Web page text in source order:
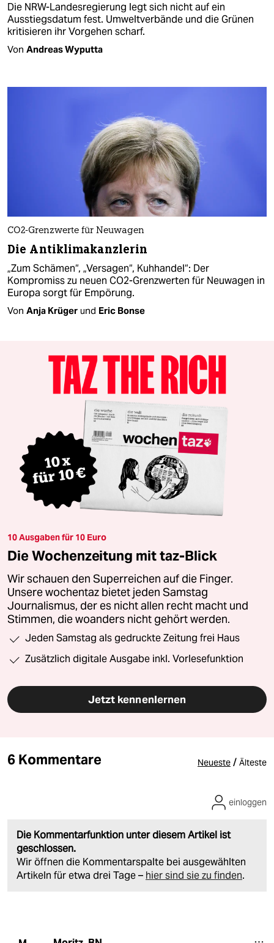
Die NRW-Landesregierung legt sich nicht auf ein
Ausstiegsdatum fest. Umweltverbände und die Grünen
kritisieren ihr Vorgehen scharf.
Von Andreas Wyputta
CO2-Grenzwerte für Neuwagen
Die Antiklimakanzlerin
„Zum Schämen“, „Versagen“, Kuhhandel“: Der
Kompromiss zu neuen CO2-Grenzwerten für Neuwagen in
Europa sorgt für Empörung.
Von Anja Krüger und Eric Bonse
10 Ausgaben für 10 Euro
Die Wochenzeitung mit taz-Blick
Wir schauen den Superreichen auf die Finger.
Unsere wochentaz bietet jeden Samstag
Journalismus, der es nicht allen recht macht und
Stimmen, die woanders nicht gehört werden.
Jeden Samstag als gedruckte Zeitung frei Haus
Zusätzlich digitale Ausgabe inkl. Vorlesefunktion
Jetzt kennenlernen
6 Kommentare Neueste / Älteste
Die Kommentarfunktion unter diesem Artikel ist
geschlossen.
Wir öffnen die Kommentarspalte bei ausgewählten
Artikeln für etwa drei Tage – hier sind sie zu finden.
einloggen